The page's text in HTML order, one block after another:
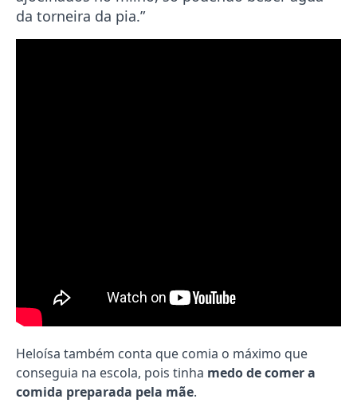
da torneira da pia.”
Heloísa também conta que comia o máximo que
conseguia na escola, pois tinha medo de comer a
comida preparada pela mãe.